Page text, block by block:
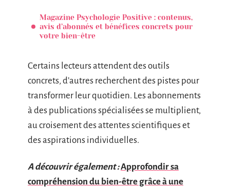
Magazine Psychologie Positive : contenus,
avis d’abonnés et bénéfices concrets pour
votre bien-être
Certains lecteurs attendent des outils
concrets, d’autres recherchent des pistes pour
transformer leur quotidien. Les abonnements
à des publications spécialisées se multiplient,
au croisement des attentes scientifiques et
des aspirations individuelles.
A découvrir également :Approfondir sa
compréhension du bien-être grâce à une